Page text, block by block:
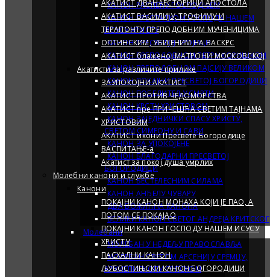
КАНОН РАСПЕЋУ ГОСПОДЊЕМ
КАНОН ПРЕСЛАТКОМ ГОСПОДУ НАШЕМ
ИСУСУ ХРИСТУ
КАНОН ПРЕСВЕТОЈ ТРОЈИЦИ
КАНОН ПРЕПОДОБНОМ ПЕТРУ КОРИШКОМ
КАНОН ПРЕПОДОБНОМ ПАЈСИЈУ ВЕЛИКОМ
КАНОН ПОКАЈНИ ПРЕСВЕТОЈ БОГОРОДИЦИ
КАНОН ПОБЕДИТЕЉУ СМРТИ
КАНОН КРСТУ ХРИСТОВОМ
КАНОН ЗАЈЕДНИЧКИ СПАСУ ХРИСТУ,
СВЕТОМ СИМЕОНУ И САВИ
КАНОН ЗА УПОКОЈЕНЕ
КАНОН БЛАГОДАРНИ ПРЕСВЕТОЈ
БОГОРОДИЦИ
КАНОН БЕСТЕЛЕСНИМ СИЛАМА
КАНОН АНЂЕЛУ ЧУВАРУ
ДВА БОЖИЋНА КАНОНА
ВЕЛИКИ КАНОН СВEТОГ АНДРЕЈА КРИТСКОГ
Молебани
МОЛЕБАН У НЕДЕЉУ ПРАВОСЛАВЉА
МОЛЕБАН СВЕТОМ АРСЕНИЈУ СРЕМЦУ,
АРХИЕПИСКОПУ СРПСКОМ
АКАТИСТ ДВАНАЕСТОРИЦИ АПОСТОЛА
АКАТИСТ ВАСИЛИЈУ, ТРОФИМУ И
ТЕРАПОНТУ ПРЕПОДОБНИМ МУЧЕНИЦИМА
ОПТИНСКИМ, УБИЈЕНИМ НА ВАСКРС
АКАТИСТ блаженој МАТРОНИ МОСКОВСКОЈ
Акатисти за различите прилике
ЗАУПОКОЈНИ АКАТИСТ
АКАТИСТ ПРОТИВ ЧЕДОМОРСТВА
АКАТИСТ пре ПРИЧЕШЋА СВЕТИМ ТАЈНАМА
ХРИСТОВИМ
АКАТИСТ икони Пресвете Богородице
ВАСПИТАЊЕ-a
Акатист за покој душа умрлих
Молебни канони и службе
Канони
ПОКАЈНИ КАНОН МОНАХА КОЈИ ЈЕ ПАО, А
ПОТОМ СЕ ПОКАЈАО
ПОКАЈНИ КАНОН ГОСПОДУ НАШЕМ ИСУСУ
ХРИСТУ
ПАСХАЛНИ КАНОН
ЉУБОСТИЊСКИ КАНОН БОГОРОДИЦИ